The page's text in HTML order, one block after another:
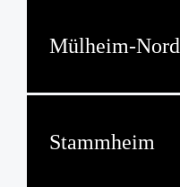
Mülheim-Nord
Stammheim